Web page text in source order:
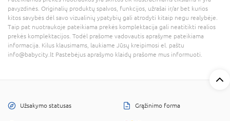
pavyzdinės. Originalių produktų spalvos, funkcijos, užrašai ir/ar bet kurios
kitos savybės dėl savo vizualinių ypatybių gali atrodyti kitaip negu realybėje.
Taip pat nuotraukoje pateikiama prekės komplektacija gali neatitikti realios
prekės komplektacijos. Todėl prašome vadovautis aprašyme pateikiama
informacija. Kilus klausimams, laukiame Jūsų kreipimosi el. paštu
info@babycity.lt Pastebėjus aprašymo klaidų prašome mus informuoti.
Užsakymo statusas Grąžinimo forma